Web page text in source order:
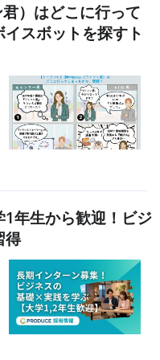
）はどこに行って
スボットを探すト
1年生から歓迎！ビジ
得